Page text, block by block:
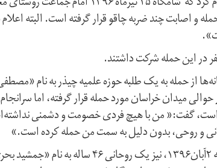
و اصابت چند ضربه چاقو قرار گرفته است. البته
در این حمله شرکت داشتند.
اول آبان۱۳۹۶ رسانه‌ها از حمله به یک طلبه حوزه علمیه چیذر به
میدان خراسان مورد حمله قرار گرفته، اما سرانجام
گفت:« من با هیچ فردی خصومت و دشمنی
و روحی، بدون دلیل به سمت من حمله کرده است.»
یک روز بعد، عصر چهارشنبه ۲آبان۱۳۹۶،